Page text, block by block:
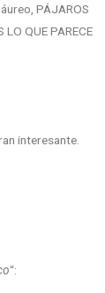
PÁJAROS
QUE PARECE
interesante.
“: